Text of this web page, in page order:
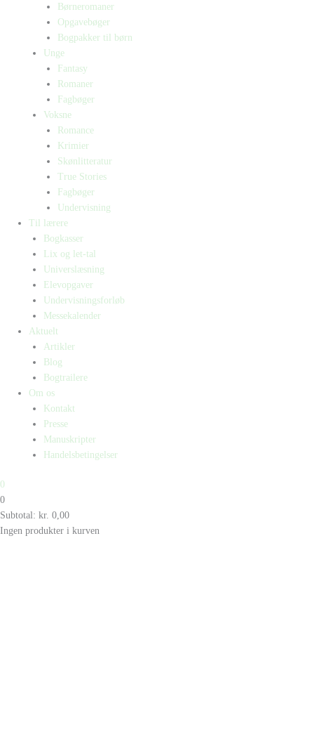
Børneromaner
Opgavebøger
Bogpakker til børn
Unge
Fantasy
Romaner
Fagbøger
Voksne
Romance
Krimier
Skønlitteratur
True Stories
Fagbøger
Undervisning
Til lærere
Bogkasser
Lix og let-tal
Universlæsning
Elevopgaver
Undervisningsforløb
Messekalender
Aktuelt
Artikler
Blog
Bogtrailere
Om os
Kontakt
Presse
Manuskripter
Handelsbetingelser
0
0
Subtotal: kr. 0,00
Ingen produkter i kurven